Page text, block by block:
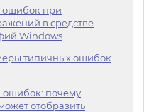
при
в средстве
Windows
типичных ошибок
ошибок: почему
отобразить